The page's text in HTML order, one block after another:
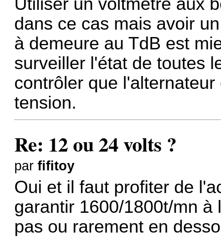
dans ce cas mais avoir
à demeure au TdB est
surveiller l'état de toutes
contrôler que
tension.
Re: 12 ou 24 volts ?
parfifitoy
Oui et il faut profiter de
garantir 1600/1800t/mn
pas ou rarement en